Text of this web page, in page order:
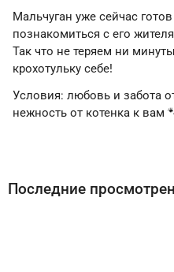
Мальчуган уже сейчас
познакомиться с его
Так что не теряем ни
крохотульку себе!
Условия: любовь и забота
нежность от котенка к вам
Последние